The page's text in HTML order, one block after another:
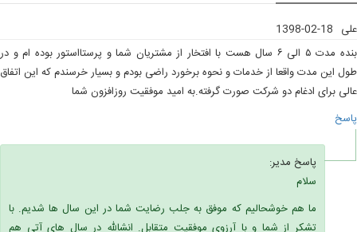
علی 1398-02-18
بنده مدت ۵ الی ۶ سال هست با افتخار از مشتریان شما و پرستااستور بوده ام و در
طول این مدت واقعا از خدمات و نحوه برخورد راضی بودم و بسیار خرسندم که این اتفاق
عالی برای ادغام دو شرکت صورت گرفته.به امید موفقیت روزافزون شما
پاسخ
پاسخ مدیر:
سلام
ما هم خوشحالیم که موفق به جلب رضایت شما در این سال ها شدیم. با
تشکر از شما و با آرزوی موفقیت متقابل. انشالله در سال های آتی هم